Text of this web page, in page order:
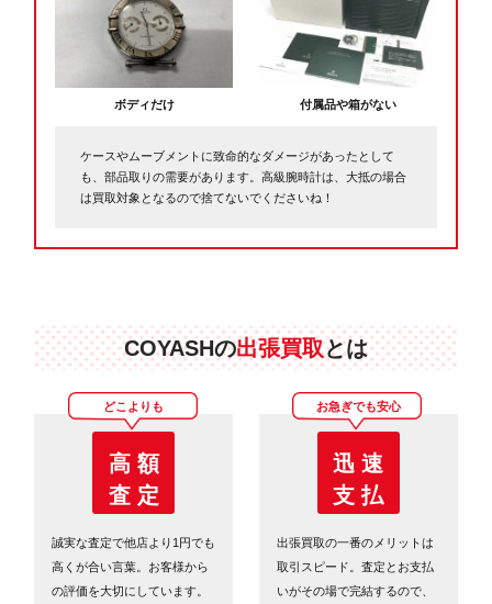
ボディだけ 付属品や箱がない
ケースやムーブメントに致命的なダメージがあったとして
も、部品取りの需要があります。高級腕時計は、大抵の場合
は買取対象となるので捨てないでくださいね！
COYASHの出張買取とは
どこよりも
高 額
査 定
誠実な査定で他店より1円でも
高くが合い言葉。お客様から
の評価を大切にしています。
お急ぎでも安心
迅 速
支 払
出張買取の一番のメリットは
取引スピード。査定とお支払
いがその場で完結するので、